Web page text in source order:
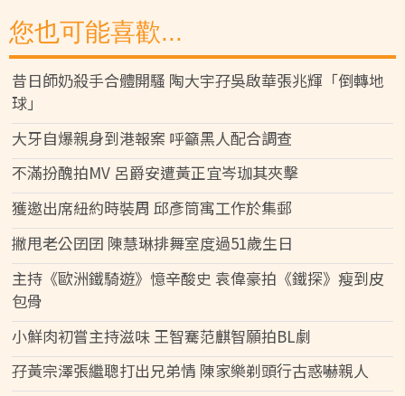
您也可能喜歡...
昔日師奶殺手合體開騷 陶大宇孖吳啟華張兆輝「倒轉地
球」
大牙自爆親身到港報案 呼籲黑人配合調查
不滿扮醜拍MV 呂爵安遭黃正宜岑珈其夾擊
獲邀出席紐約時裝周 邱彥筒寓工作於集郵
撇甩老公囝囝 陳慧琳排舞室度過51歲生日
主持《歐洲鐵騎遊》憶辛酸史 袁偉豪拍《鐵探》瘦到皮
包骨
小鮮肉初嘗主持滋味 王智騫范麒智願拍BL劇
孖黃宗澤張繼聰打出兄弟情 陳家樂剃頭行古惑嚇親人